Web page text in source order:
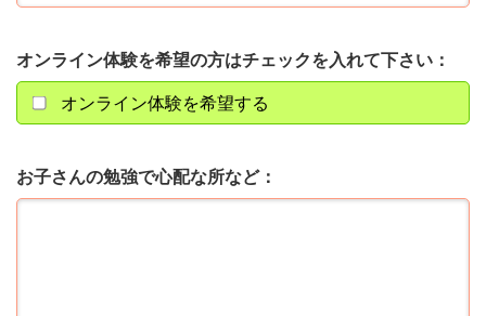
オンライン体験を希望の方はチェックを入れて下さい
オンライン体験を希望する
お子さんの勉強で心配な所など